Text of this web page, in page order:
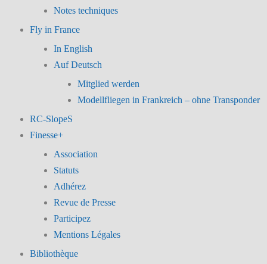
Notes techniques
Fly in France
In English
Auf Deutsch
Mitglied werden
Modellfliegen in Frankreich – ohne Transponder
RC-SlopeS
Finesse+
Association
Statuts
Adhérez
Revue de Presse
Participez
Mentions Légales
Bibliothèque